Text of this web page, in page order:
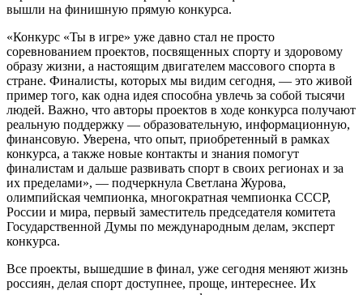
вышли на финишную прямую конкурса.
«Конкурс «Ты в игре» уже давно стал не просто
соревнованием проектов, посвященных спорту и здоровому
образу жизни, а настоящим двигателем массового спорта в
стране. Финалисты, которых мы видим сегодня, — это живой
пример того, как одна идея способна увлечь за собой тысячи
людей. Важно, что авторы проектов в ходе конкурса получают
реальную поддержку — образовательную, информационную,
финансовую. Уверена, что опыт, приобретенный в рамках
конкурса, а также новые контакты и знания помогут
финалистам и дальше развивать спорт в своих регионах и за
их пределами», — подчеркнула Светлана Журова,
олимпийская чемпионка, многократная чемпионка СССР,
России и мира, первый заместитель председателя комитета
Государственной Думы по международным делам, эксперт
конкурса.
Все проекты, вышедшие в финал, уже сегодня меняют жизнь
россиян, делая спорт доступнее, проще, интереснее. Их